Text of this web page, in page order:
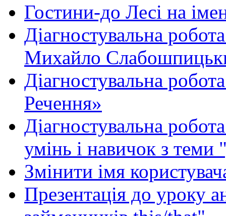
Гостини-до Лесі на
Діагностувальна
Михайло
Діагностувальна
Речення»
Діагностувальна
умінь і навичок з теми
Змінити імя
Презентація до уроку